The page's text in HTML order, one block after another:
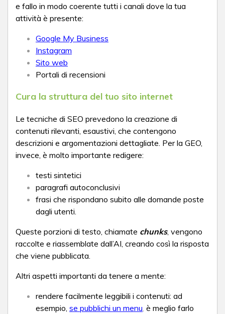
e fallo in modo coerente tutti i canali dove la tua
attività è presente:
Google My Business
Instagram
Sito web
Portali di recensioni
Cura la struttura del tuo sito internet
Le tecniche di SEO prevedono la creazione di
contenuti rilevanti, esaustivi, che contengono
descrizioni e argomentazioni dettagliate. Per la GEO,
invece, è molto importante redigere:
testi sintetici
paragrafi autoconclusivi
frasi che rispondano subito alle domande poste
dagli utenti.
Queste porzioni di testo, chiamate chunks, vengono
raccolte e riassemblate dall’AI, creando così la risposta
che viene pubblicata.
Altri aspetti importanti da tenere a mente:
rendere facilmente leggibili i contenuti: ad
esempio, se pubblichi un menu è meglio farlo